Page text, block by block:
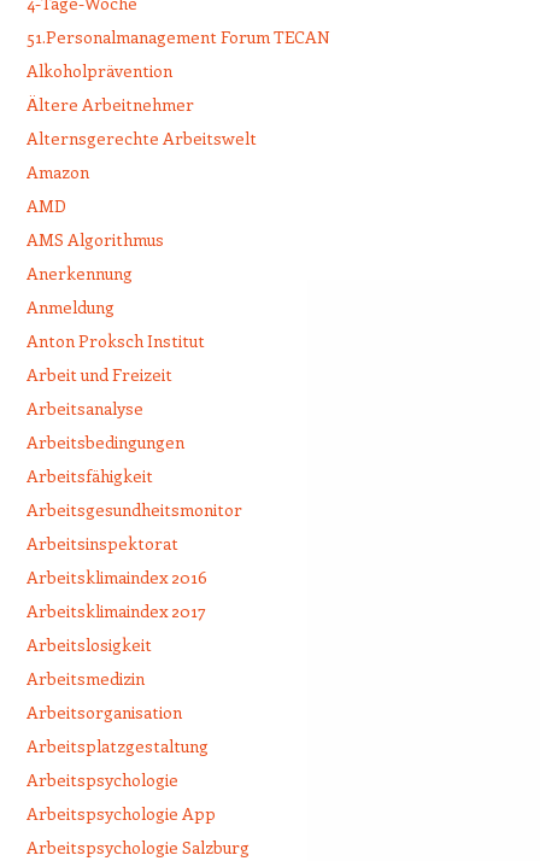
51.Personalmanagement Forum TECAN
Alkoholprävention
Ältere Arbeitnehmer
Alternsgerechte Arbeitswelt
Amazon
AMD
AMS Algorithmus
Anerkennung
Anmeldung
Anton Proksch Institut
Arbeit und Freizeit
Arbeitsanalyse
Arbeitsbedingungen
Arbeitsfähigkeit
Arbeitsgesundheitsmonitor
Arbeitsinspektorat
Arbeitsklimaindex 2016
Arbeitsklimaindex 2017
Arbeitslosigkeit
Arbeitsmedizin
Arbeitsorganisation
Arbeitsplatzgestaltung
Arbeitspsychologie
Arbeitspsychologie App
Arbeitspsychologie Salzburg